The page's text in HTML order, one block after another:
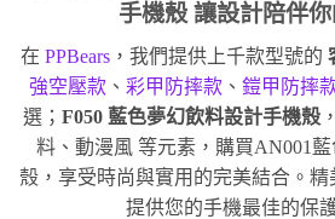
手機殼 讓設計陪伴
在 PPBears ，我們提供上千款型號的
強空壓款 、 彩甲防摔款 、 鎧甲防摔
選； F050 藍色夢幻飲料設計手機殼
料、動漫風 等元素，購買AN001
殼，享受時尚與實用的完美結合。精
提供您的手機最佳的保